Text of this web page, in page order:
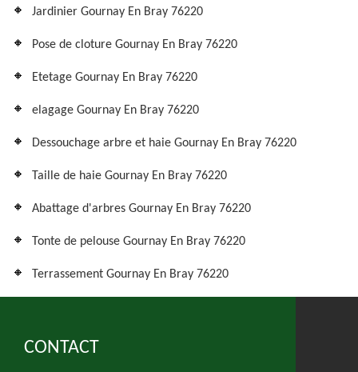
Jardinier Gournay En Bray 76220
Pose de cloture Gournay En Bray 76220
Etetage Gournay En Bray 76220
elagage Gournay En Bray 76220
Dessouchage arbre et haie Gournay En Bray 76220
Taille de haie Gournay En Bray 76220
Abattage d'arbres Gournay En Bray 76220
Tonte de pelouse Gournay En Bray 76220
Terrassement Gournay En Bray 76220
CONTACT